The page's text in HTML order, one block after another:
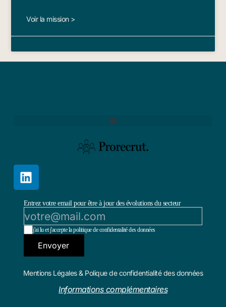
Voir la mission >
Entrez votre email pour être à jour des évolutions du secteur
j'ai lu et j'accepte la politique de confidentalité des données
Envoyer
Mentions Légales & Polique de confidentialité des données
Informations complémentaires